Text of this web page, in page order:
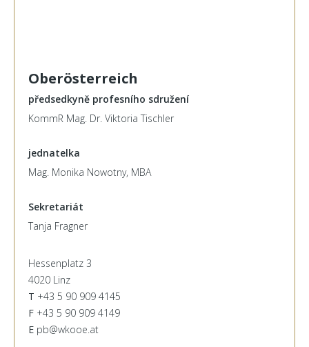
Oberösterreich
předsedkyně profesního sdružení
KommR Mag. Dr. Viktoria Tischler
jednatelka
Mag. Monika Nowotny, MBA
Sekretariát
Tanja Fragner
Hessenplatz 3
4020 Linz
T +43 5 90 909 4145
F +43 5 90 909 4149
E pb@wkooe.at